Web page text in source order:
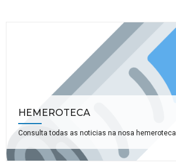
HEMEROTECA
Consulta todas as noticias na nosa hemeroteca